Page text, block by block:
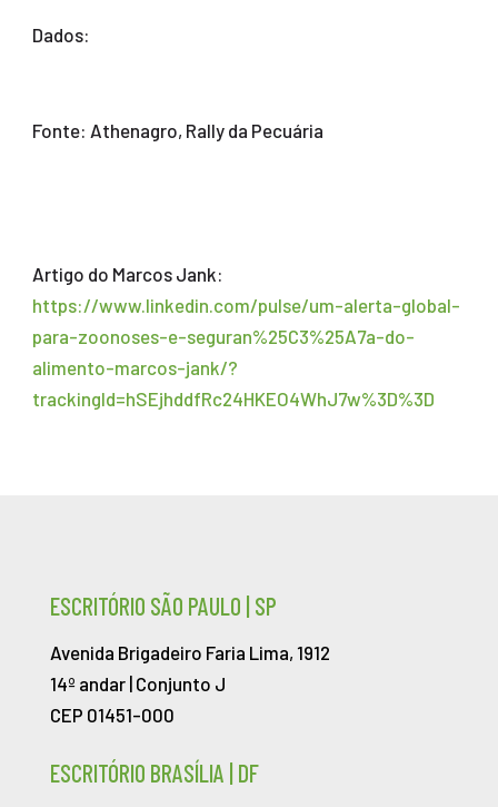
Dados:
Fonte: Athenagro, Rally da Pecuária
Artigo do Marcos Jank:
https://www.linkedin.com/pulse/um-alerta-global-
para-zoonoses-e-seguran%25C3%25A7a-do-
alimento-marcos-jank/?
trackingId=hSEjhddfRc24HKEO4WhJ7w%3D%3D
ESCRITÓRIO SÃO PAULO | SP
Avenida Brigadeiro Faria Lima, 1912
14º andar | Conjunto J
CEP 01451-000
ESCRITÓRIO BRASÍLIA | DF